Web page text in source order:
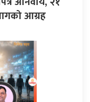
आग्रह